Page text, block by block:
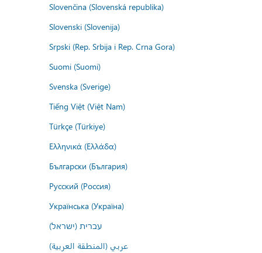
Slovenčina (Slovenská republika)
Slovenski (Slovenija)
Srpski (Rep. Srbija i Rep. Crna Gora)
Suomi (Suomi)
Svenska (Sverige)
Tiếng Việt (Việt Nam)
Türkçe (Türkiye)
Ελληνικά (Ελλάδα)
Български (България)
Русский (Россия)
Українська (Україна)
עברית (ישראל)
عربي (المنطقة العربية)